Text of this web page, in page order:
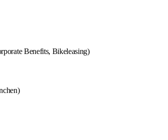
Benefits, Bikeleasing)